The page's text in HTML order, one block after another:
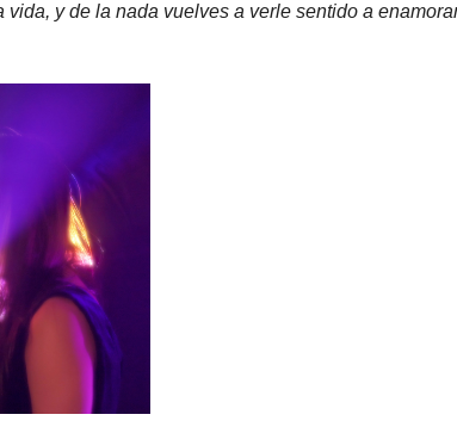
y de la nada vuelves a verle sentido a